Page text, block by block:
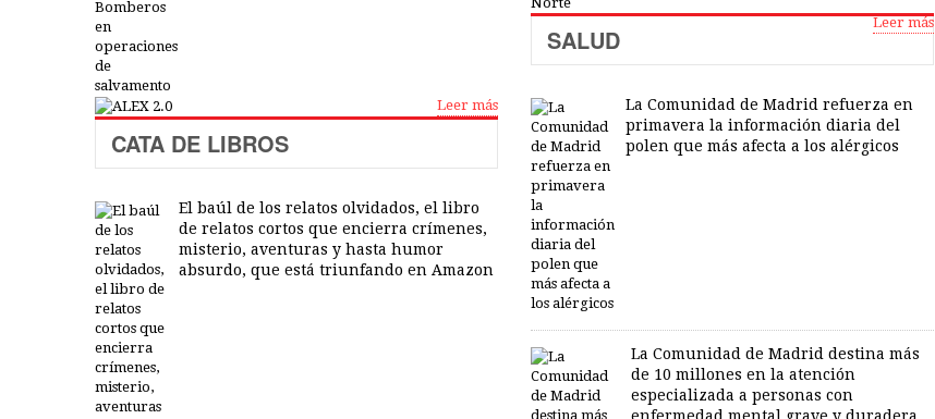
Leer más
CATA DE LIBROS
El baúl de los relatos olvidados, el libro
de relatos cortos que encierra crímenes,
misterio, aventuras y hasta humor
absurdo, que está triunfando en Amazon
Leer más
SALUD
La Comunidad de Madrid refuerza en
primavera la información diaria del
polen que más afecta a los alérgicos
La Comunidad de Madrid destina más
de 10 millones en la atención
especializada a personas con